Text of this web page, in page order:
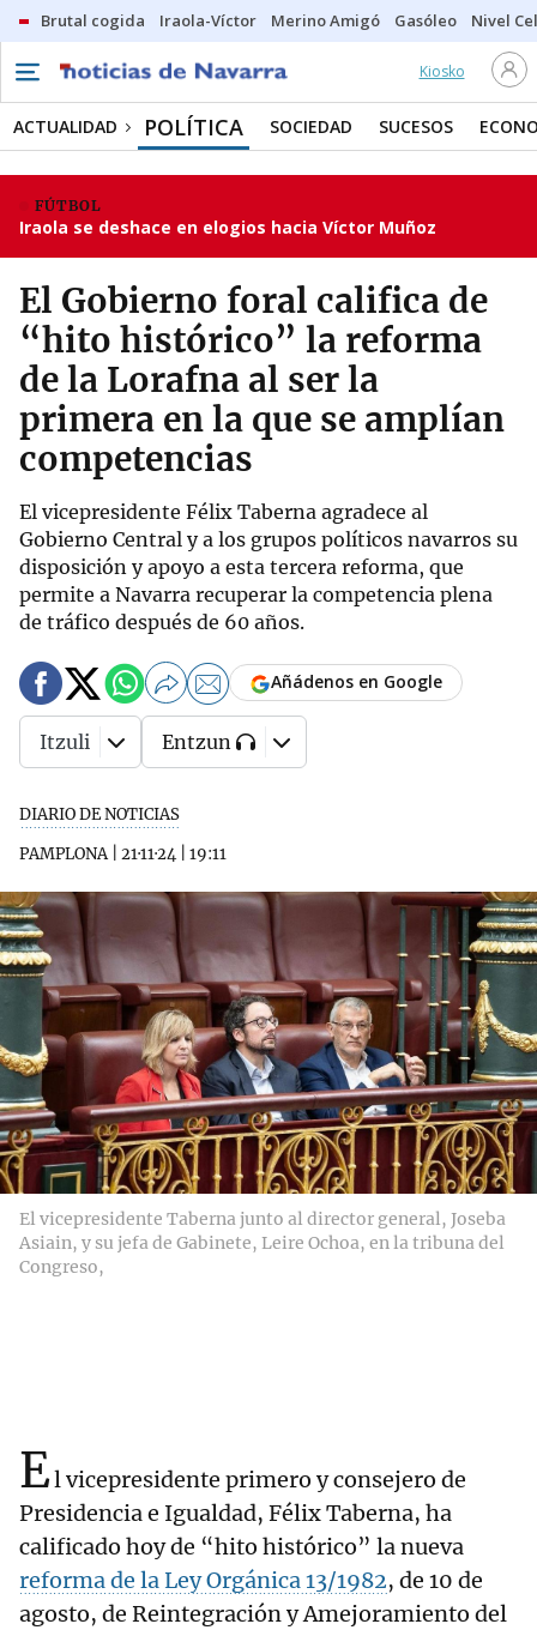
Brutal cogida Iraola-Víctor Merino Amigó Gasóleo Nivel
Kiosko
ACTUALIDAD POLÍTICA SOCIEDAD SUCESOS
FÚTBOL
Iraola se deshace en elogios hacia Víctor Muñoz
El Gobierno foral califica de
“hito histórico” la reforma
de la Lorafna al ser la
primera en la que se amplían
competencias
El vicepresidente Félix Taberna agradece al
Gobierno Central y a los grupos políticos navarros su
disposición y apoyo a esta tercera reforma, que
permite a Navarra recuperar la competencia plena
de tráfico después de 60 años.
DIARIO DE NOTICIAS
PAMPLONA| 21·11·24 19:11
Añádenos en Google
Itzuli Entzun
El vicepresidente Taberna junto al director general, Joseba
Asiain, y su jefa de Gabinete, Leire Ochoa, en la tribuna del
Congreso,
El vicepresidente primero y consejero de
Presidencia e Igualdad, Félix Taberna, ha
calificado hoy de “hito histórico” la nueva
reforma de la Ley Orgánica 13/1982, de 10 de
agosto, de Reintegración y Amejoramiento del